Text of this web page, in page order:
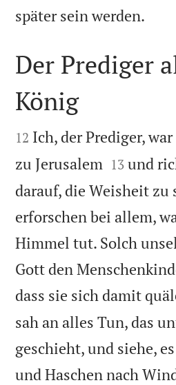
später sein werden.

Der Prediger
König

12 Ich, der Prediger,
zu Jerusalem 

13 und
darauf, die Weisheit zu
erforschen bei allem,
Himmel tut. Solch
Gott den
dass sie sich damit
sah an alles Tun, das
geschieht, und siehe,
und Haschen nach